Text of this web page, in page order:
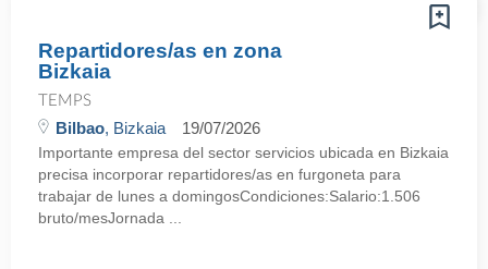
Repartidores/as en zona
Bizkaia
TEMPS
Bilbao, Bizkaia 19/07/2026
Importante empresa del sector servicios ubicada en Bizkaia
precisa incorporar repartidores/as en furgoneta para
trabajar de lunes a domingosCondiciones:Salario:1.506
bruto/mesJornada ...